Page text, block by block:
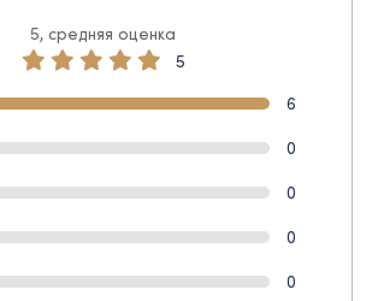
5, средняя оценка
5
6
0
0
0
0